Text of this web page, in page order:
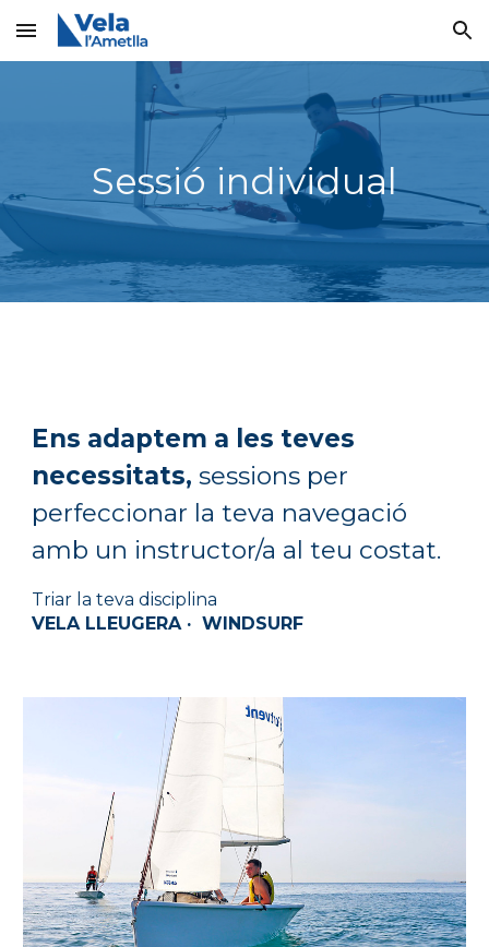
Skip to main content Skip to navigation
Sessió individual
Ens adaptem a les teves
necessitats,sessions per
perfeccionar la teva navegació
amb un instructor/a al teu costat.
Triar la teva disciplina
VELA LLEUGERA·WINDSURF